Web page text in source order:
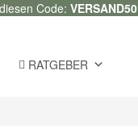
Code: VERSAND50
RATGEBER